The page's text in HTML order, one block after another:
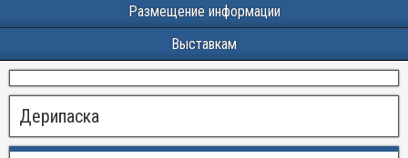
Размещение информации
Выставкам
Дерипаска